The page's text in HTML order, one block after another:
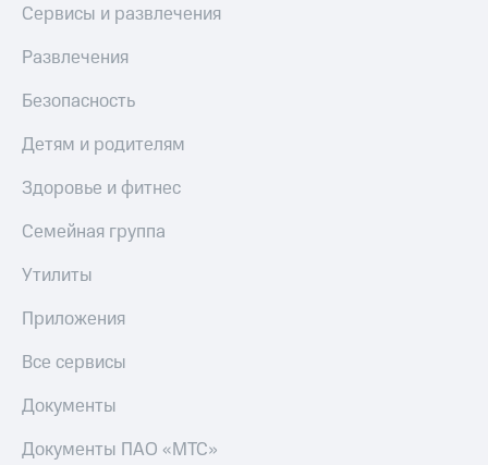
Сервисы и развлечения
Развлечения
Безопасность
Детям и родителям
Здоровье и фитнес
Семейная группа
Утилиты
Приложения
Все сервисы
Документы
Документы ПАО «МТС»